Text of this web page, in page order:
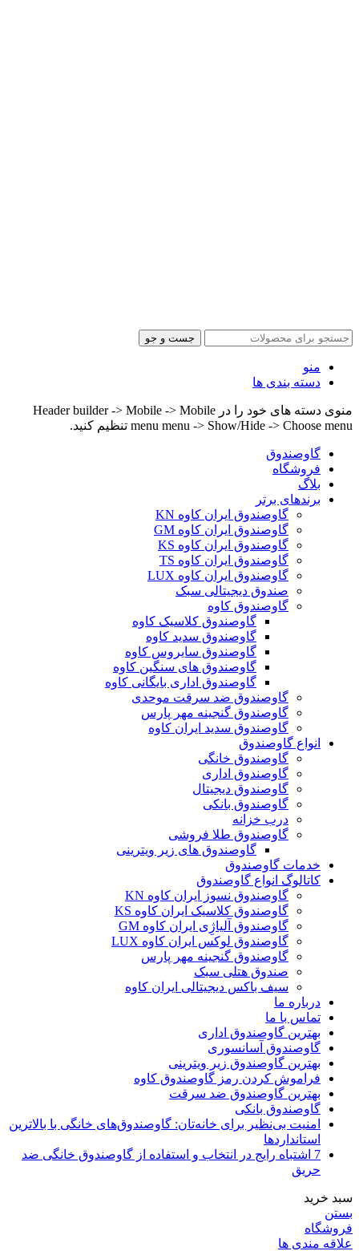
جست و جو
منو
دسته بندی ها
منوی دسته های خود را در Header builder -> Mobile -> Mobile
menu menu -> Show/Hide -> Choose menu تنظیم کنید.
گاوصندوق
فروشگاه
بلاگ
برندهای برتر
گاوصندوق ایران کاوه KN
گاوصندوق ایران کاوه GM
گاوصندوق ایران کاوه KS
گاوصندوق ایران کاوه TS
گاوصندوق ایران کاوه LUX
صندوق دیجیتالی سبک
گاوصندوق کاوه
گاوصندوق کلاسیک کاوه
گاوصندوق سدید کاوه
گاوصندوق سایروس کاوه
گاوصندوق های سنگین کاوه
گاوصندوق اداری بایگانی کاوه
گاوصندوق ضد سرقت موحدی
گاوصندوق گنجینه مهر پارس
گاوصندوق سدید ایران کاوه
انواع گاوصندوق
گاوصندوق خانگی
گاوصندوق اداری
گاوصندوق دیجیتال
گاوصندوق بانکی
درب خزانه
گاوصندوق طلا فروشی
گاوصندوق های زیر ویترینی
خدمات گاوصندوق
کاتالوگ انواع گاوصندوق
گاوصندوق نسوز ایران کاوه KN
گاوصندوق کلاسیک ایران کاوه KS
گاوصندوق آلیاژِی ایران کاوه GM
گاوصندوق لوکس ایران کاوه LUX
گاوصندوق گنجینه مهر پارس
صندوق هتلی سبک
سیف باکس دیجیتالی ایران کاوه
درباره ما
تماس با ما
بهترین گاوصندوق اداری
گاوصندوق آسانسوری
بهترین گاوصندوق زیر ویترینی
فراموش کردن رمز گاوصندوق کاوه
بهترین گاوصندوق ضد سرقت
گاوصندوق بانکی
امنیت بی‌نظیر برای خانه‌تان: گاوصندوق‌های خانگی با بالاترین
استانداردها
7 اشتباه رایج در انتخاب و استفاده از گاوصندوق خانگی ضد
حریق
سبد خرید
بستن
فروشگاه
علاقه مندی ها